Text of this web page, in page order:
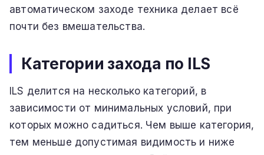
автоматическом заходе техника делает всё
почти без вмешательства.
Категории захода по ILS
ILS делится на несколько категорий, в
зависимости от минимальных условий, при
которых можно садиться. Чем выше категория,
тем меньше допустимая видимость и ниже